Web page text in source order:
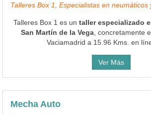
Talleres Box 1, Especialistas en neumáticos
Talleres Box 1 es un taller especializado
San Martín de la Vega, concretamente
Vaciamadrid a 15.96 Kms. en
Ver Más
Mecha Auto